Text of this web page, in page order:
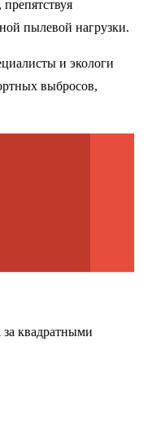
пылевой нагрузки.
и экологи
выбросов,
за квадратными